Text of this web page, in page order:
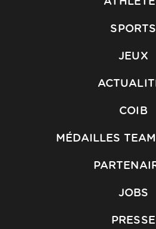
SPORTS
JEUX
COIB
MÉDAILLES
JOBS
PRESSE